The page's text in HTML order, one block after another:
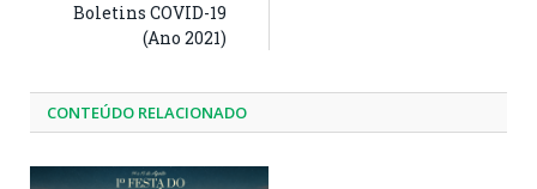
Boletins COVID-19
(Ano 2021)
CONTEÚDO RELACIONADO